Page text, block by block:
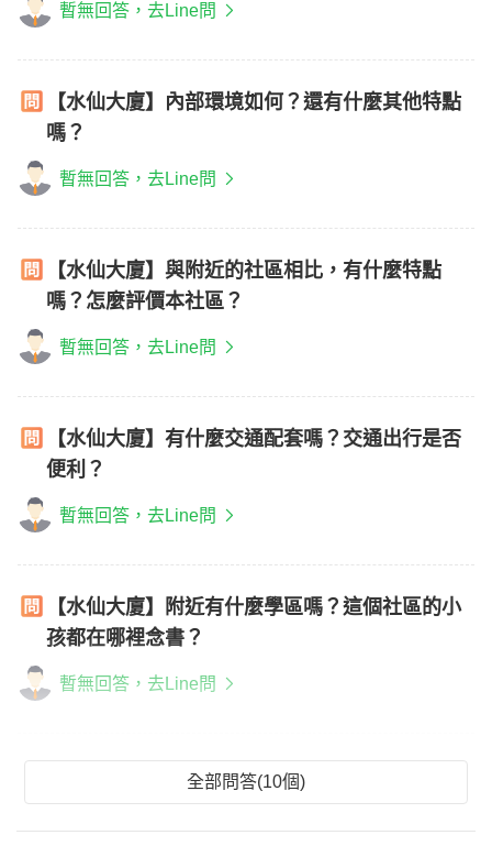
暫無回答，去Line問
【水仙大廈】內部環境如何？還有什麼其他特點
嗎？
暫無回答，去Line問
【水仙大廈】與附近的社區相比，有什麼特點
嗎？怎麼評價本社區？
暫無回答，去Line問
【水仙大廈】有什麼交通配套嗎？交通出行是否
便利？
暫無回答，去Line問
【水仙大廈】附近有什麼學區嗎？這個社區的小
孩都在哪裡念書？
暫無回答，去Line問
全部問答(10個)